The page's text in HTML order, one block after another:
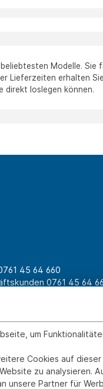
Modelle. Sie
Lieferzeiten erhalten
direkt loslegen können.
45 64 660
0761 45 64
Kontakt
um
Cookies auf dieser
zu analysieren.
unsere Partner für